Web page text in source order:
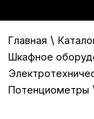
Главная \
Шкафное
Потенциометры